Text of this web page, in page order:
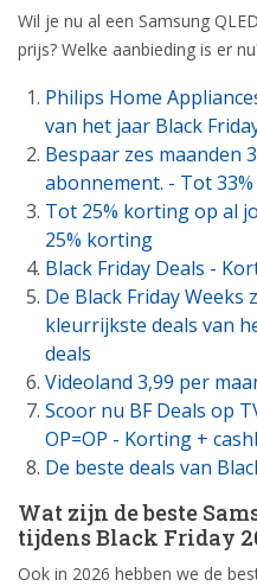
Wil je nu al een Samsung
prijs? Welke aanbieding is er
Philips Home
van het jaar Black
Bespaar zes maanden
abonnement. - Tot
Tot 25% korting op al
25% korting
Black Friday Deals -
De Black Friday Weeks
kleurrijkste deals van
deals
Videoland 3,99 per
Scoor nu BF Deals op
OP=OP - Korting +
De beste deals van
Wat zijn de beste
tijdens Black Friday
Ook in 2026 hebben we de